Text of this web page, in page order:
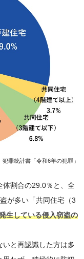
罪統計書「令和6年の犯罪」
体割合の29.0％と、全
が多い「共同住宅（3
生している侵入窃盗の
いと再認識した方は多